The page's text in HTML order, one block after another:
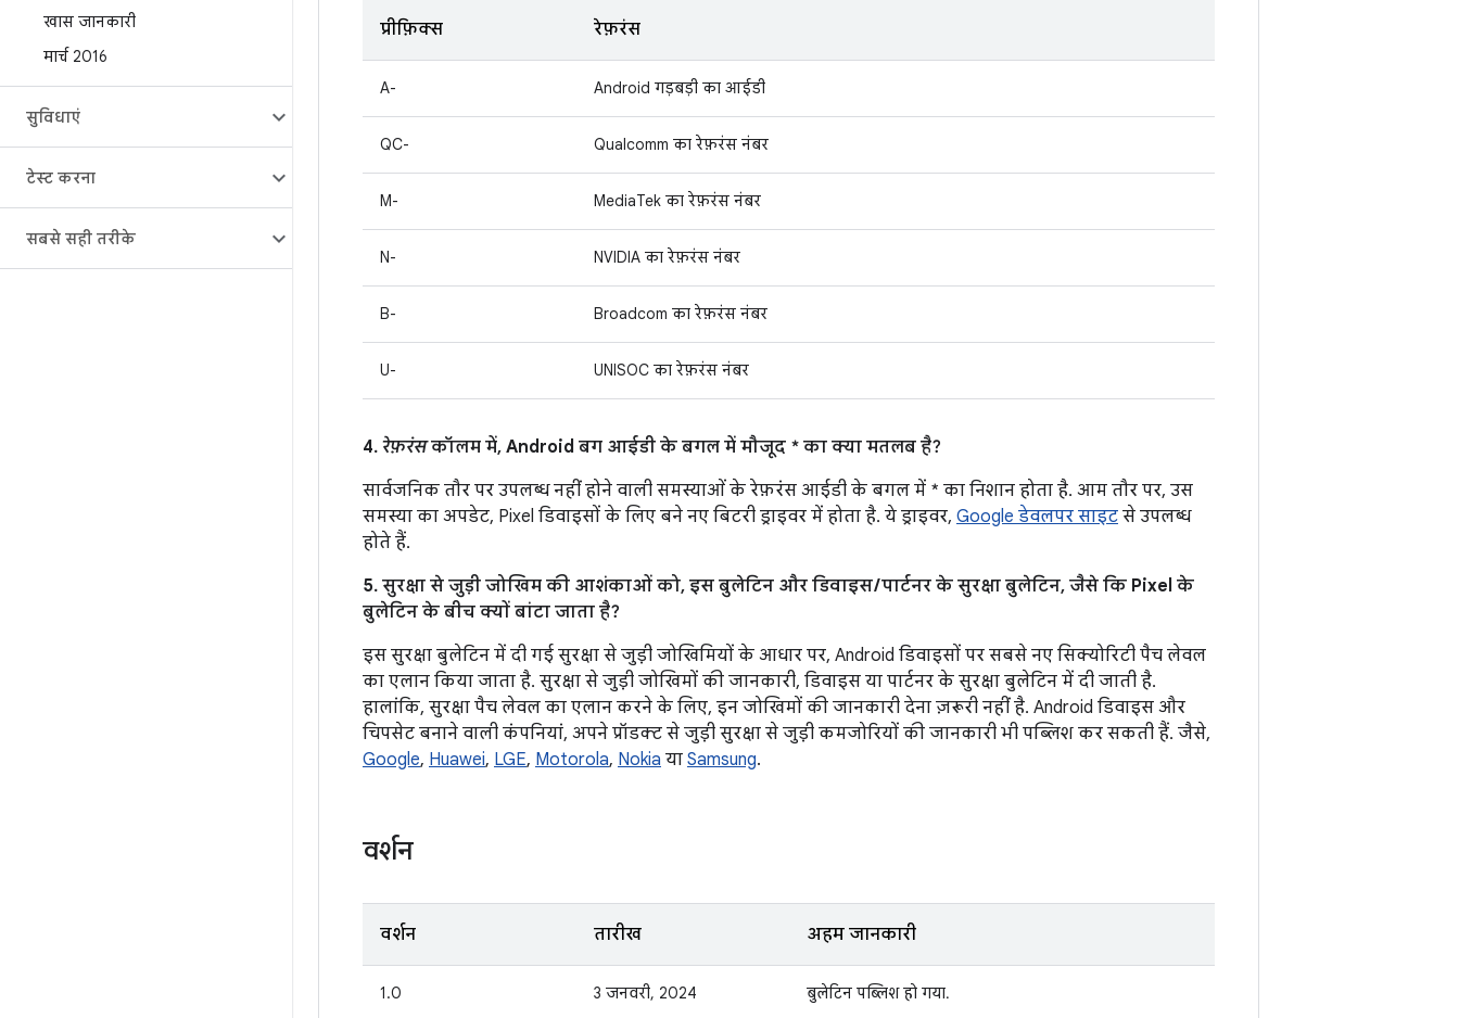
खास जानकारी
मार्च 2016
सुविधाएं
टेस्ट करना
सबसे सही तरीके
प्रीफ़िक्स रेफ़रंस
A- Android गड़बड़ी का आईडी
QC- Qualcomm का रेफ़रंस नंबर
M- MediaTek का रेफ़रंस नंबर
N- NVIDIA का रेफ़रंस नंबर
B- Broadcom का रेफ़रंस नंबर
U- UNISOC का रेफ़रंस नंबर
4. रेफ़रंसकॉलम में, Android बग आईडी के बगल में मौजूद * का क्या मतलब है?
सार्वजनिक तौर पर उपलब्ध नहीं होने वाली समस्याओं के रेफ़रंस आईडी के बगल में * का निशान होता है. आम तौर पर, उस
समस्या का अपडेट, Pixel डिवाइसों के लिए बने नए बिटरी ड्राइवर में होता है. ये ड्राइवर, Google डेवलपर साइट से उपलब्ध
होते हैं.
5. सुरक्षा से जुड़ी जोखिम की आशंकाओं को, इस बुलेटिन और डिवाइस / पार्टनर के सुरक्षा बुलेटिन, जैसे कि Pixel के
बुलेटिन के बीच क्यों बांटा जाता है?
इस सुरक्षा बुलेटिन में दी गई सुरक्षा से जुड़ी जोखिमियों के आधार पर, Android डिवाइसों पर सबसे नए सिक्योरिटी पैच लेवल
का एलान किया जाता है. सुरक्षा से जुड़ी जोखिमों की जानकारी, डिवाइस या पार्टनर के सुरक्षा बुलेटिन में दी जाती है.
हालांकि, सुरक्षा पैच लेवल का एलान करने के लिए, इन जोखिमों की जानकारी देना ज़रूरी नहीं है. Android डिवाइस और
चिपसेट बनाने वाली कंपनियां, अपने प्रॉडक्ट से जुड़ी सुरक्षा से जुड़ी कमजोरियों की जानकारी भी पब्लिश कर सकती हैं. जैसे,
Google, Huawei, LGE, Motorola, Nokia या Samsung.
वर्शन
वर्शन तारीख अहम जानकारी
1.0 3 जनवरी, 2024 बुलेटिन पब्लिश हो गया.